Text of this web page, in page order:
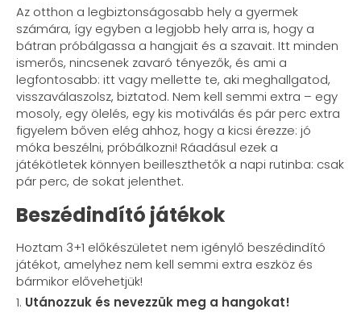
Az otthon a legbiztonságosabb hely a gyermek
számára, így egyben a legjobb hely arra is, hogy a
bátran próbálgassa a hangjait és a szavait. Itt minden
ismerős, nincsenek zavaró tényezők, és ami a
legfontosabb: itt vagy mellette te, aki meghallgatod,
visszaválaszolsz, biztatod. Nem kell semmi extra – egy
mosoly, egy ölelés, egy kis motiválás és pár perc extra
figyelem bőven elég ahhoz, hogy a kicsi érezze: jó
móka beszélni, próbálkozni! Ráadásul ezek a
játékötletek könnyen beilleszthetők a napi rutinba: csak
pár perc, de sokat jelenthet.
Beszédindító játékok
Hoztam 3+1 előkészületet nem igénylő beszédindító
játékot, amelyhez nem kell semmi extra eszköz és
bármikor elővehetjük!
1. Utánozzuk és nevezzük meg a hangokat!